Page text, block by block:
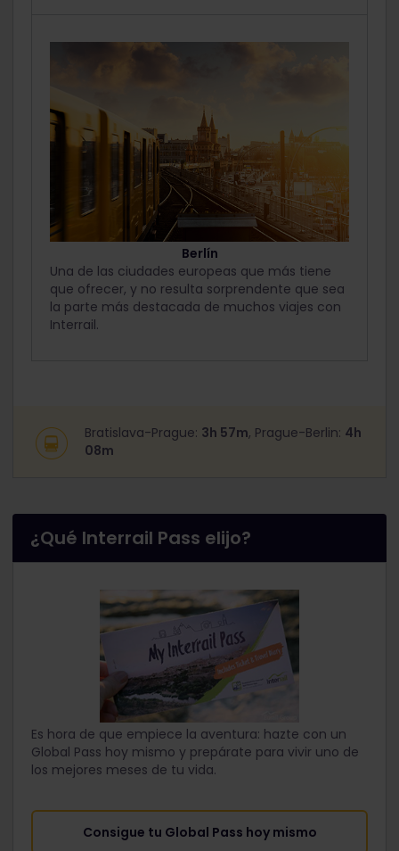
Berlín
Una de las ciudades europeas que más tiene
que ofrecer, y no resulta sorprendente que sea
la parte más destacada de muchos viajes con
Interrail.
Bratislava-Prague: 3h 57m, Prague-Berlin: 4h
08m
¿Qué Interrail Pass elijo?
Es hora de que empiece la aventura: hazte con un
Global Pass hoy mismo y prepárate para vivir uno de
los mejores meses de tu vida.
Consigue tu Global Pass hoy mismo